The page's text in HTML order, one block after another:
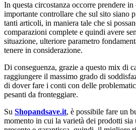
In questa circostanza occorre prendere
importante controllare che sul sito siano
tanti articoli, in maniera tale che si
comparazioni complete e quindi avere
situazione, ulteriore parametro
tenere in considerazione.
Di conseguenza, grazie a questo mix di
raggiungere il massimo grado di
di dover fare i conti con delle
pesanti da fronteggiare.
Su Shopandsave.it, è possibile fare un
momento in cui la varietà dei prodotti sia